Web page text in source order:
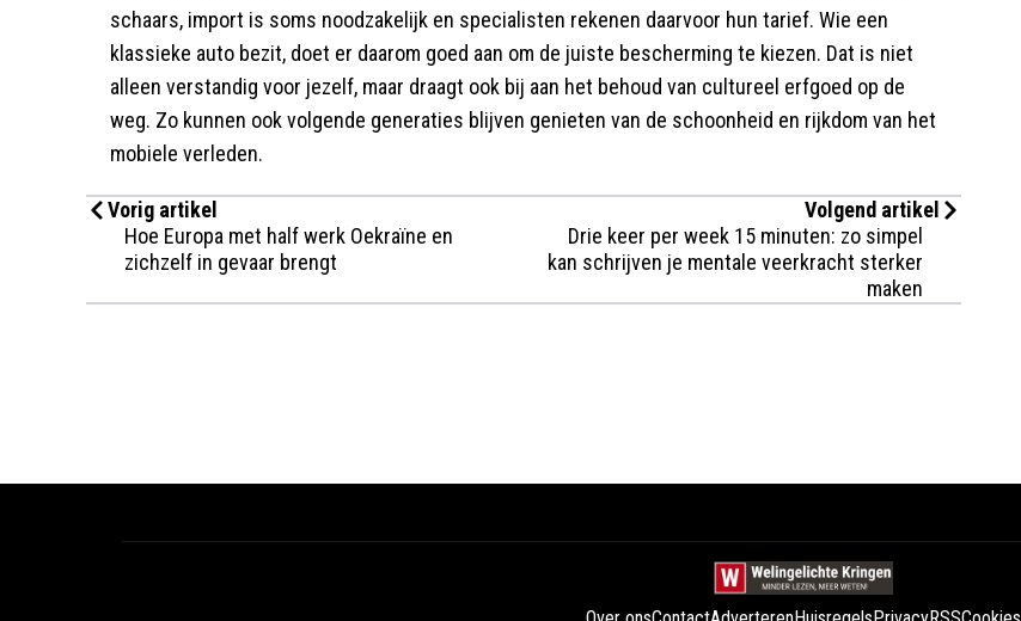
schaars, import is soms noodzakelijk en specialisten rekenen daarvoor hun tarief. Wie een
klassieke auto bezit, doet er daarom goed aan om de juiste bescherming te kiezen. Dat is niet
alleen verstandig voor jezelf, maar draagt ook bij aan het behoud van cultureel erfgoed op de
weg. Zo kunnen ook volgende generaties blijven genieten van de schoonheid en rijkdom van het
mobiele verleden.
Vorig artikel
Hoe Europa met half werk Oekraïne en
zichzelf in gevaar brengt
Volgend artikel
Drie keer per week 15 minuten: zo simpel
kan schrijven je mentale veerkracht sterker
maken